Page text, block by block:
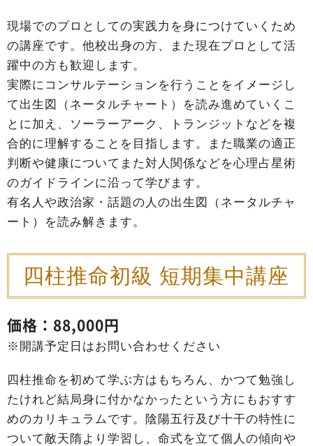
現場でのプロとしての実践力を身につけていくため
の講座です。他校出身の方、また現在プロとして活
躍中の方も歓迎します。
実際にコンサルテーションを行うことをイメージし
て出生図（ネータルチャート）を読み進めていくこ
とに加え、ソーラーアーク、トランジットなどを複
合的に理解することを目指します。また職業の適正
判断や健康についてまた対人関係などを心理占星術
のガイドラインに沿って学びます。
有名人や政治家・話題の人の出生図（ネータルチャ
ート）を読み解きます。
四柱推命初級 短期集中講座
価格：88,000円
※開講予定日はお問い合わせください
四柱推命を初めて学ぶ方はもちろん、かつて勉強し
たけれど結局身に付かなかったという方にもおすす
めのカリキュラムです。陰陽五行及び十干の特性に
ついて敵天隋より学習し、命式を立て個人の傾向や